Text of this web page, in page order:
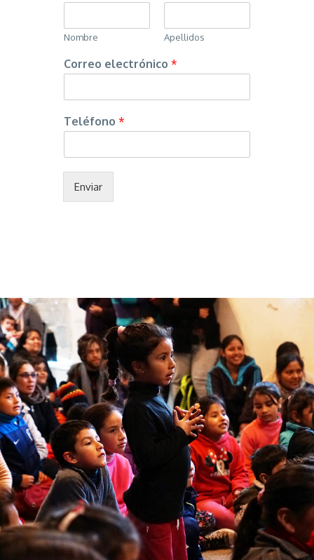
Nombre Apellidos
Correo electrónico *
Teléfono *
Enviar